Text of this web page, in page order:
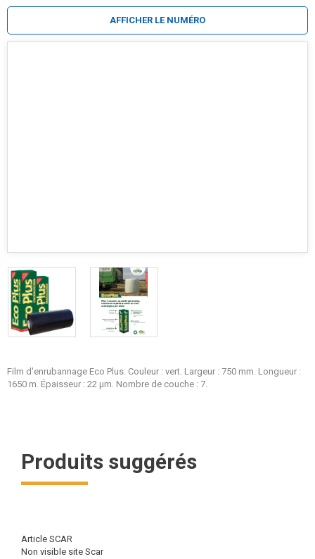
Film d'enrubannage Eco Plus. Couleur : vert. Largeur : 750 mm. Longueur :
1650 m. Épaisseur : 22 µm. Nombre de couche : 7.
AFFICHER LE NUMÉRO
Produits suggérés
Article SCAR
Non visible site Scar